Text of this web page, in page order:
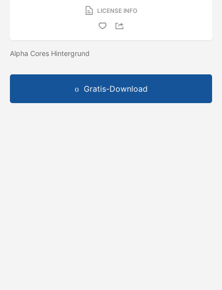
LICENSE INFO
Alpha Cores Hintergrund
Gratis-Download